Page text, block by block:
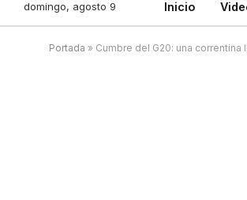
domingo, agosto 9 Inicio
Portada » Cumbre del G20: una